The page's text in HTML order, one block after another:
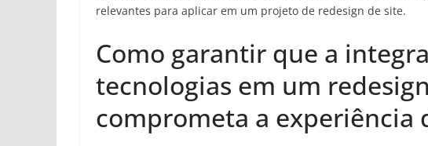
relevantes para aplicar em um projeto de redesign de site.
Como garantir que a
tecnologias em um
comprometa a experiência